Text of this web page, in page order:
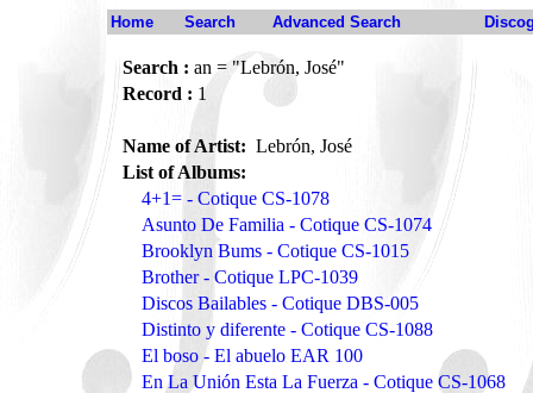
Home Search Advanced Search
Search : an = "Lebrón, José"
Record : 1
Name of Artist: Lebrón, José
List of Albums:
4+1= - Cotique CS-1078
Asunto De Familia - Cotique CS-1074
Brooklyn Bums - Cotique CS-1015
Brother - Cotique LPC-1039
Discos Bailables - Cotique DBS-005
Distinto y diferente - Cotique CS-1088
El boso - El abuelo EAR 100
En La Unión Esta La Fuerza - Cotique CS-1068